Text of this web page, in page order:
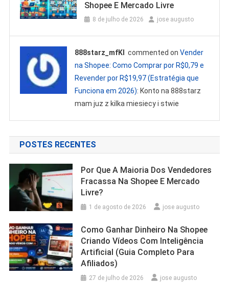
Shopee E Mercado Livre
8 de julho de 2026 jose augusto
888starz_mfKl commented onVender
na Shopee: Como Comprar por R$0,79 e
Revender por R$19,97 (Estratégia que
Funciona em 2026): Konto na 888starz
mam juz z kilka miesiecy i stwie
POSTES RECENTES
Por Que A Maioria Dos Vendedores
Fracassa Na Shopee E Mercado
Livre?
1 de agosto de 2026 jose augusto
Como Ganhar Dinheiro Na Shopee
Criando Vídeos Com Inteligência
Artificial (Guia Completo Para
Afiliados)
27 de julho de 2026 jose augusto